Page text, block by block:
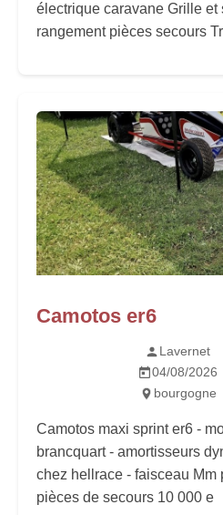
électrique caravane Grille et
rangement pièces secours
Camotos er6
Lavernet
04/08/2026
bourgogne
Camotos maxi sprint er6 -
brancquart - amortisseurs
chez hellrace - faisceau Mm
pièces de secours 10 000 e